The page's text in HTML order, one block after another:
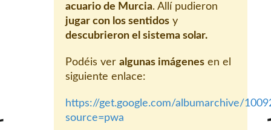
acuario de Murcia. Allí pudieron
jugar con los sentidos y
descubrieron el sistema solar.
Podéis ver algunas imágenes en el
siguiente enlace:
https://get.google.com/albumarchive/
source=pwa